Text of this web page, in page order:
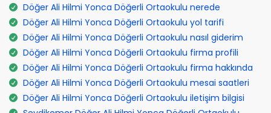
Döğer Ali Hilmi Yonca Döğerli Ortaokulu nerede
Döğer Ali Hilmi Yonca Döğerli Ortaokulu yol tarifi
Döğer Ali Hilmi Yonca Döğerli Ortaokulu nasıl giderim
Döğer Ali Hilmi Yonca Döğerli Ortaokulu firma profili
Döğer Ali Hilmi Yonca Döğerli Ortaokulu firma hakkında
Döğer Ali Hilmi Yonca Döğerli Ortaokulu mesai saatleri
Döğer Ali Hilmi Yonca Döğerli Ortaokulu iletişim bilgisi